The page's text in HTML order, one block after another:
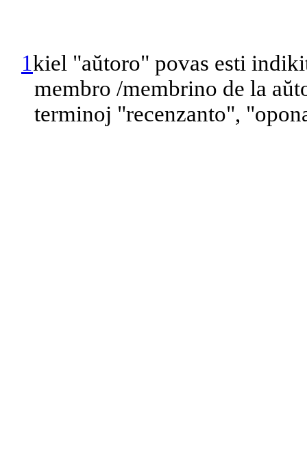
1kiel "aŭtoro" povas esti
membro /membrino de la
terminoj "recenzanto",